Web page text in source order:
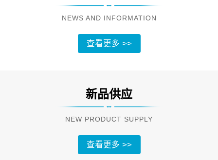
NEWS AND INFORMATION
查看更多 >>
新品供应
NEW PRODUCT SUPPLY
查看更多 >>